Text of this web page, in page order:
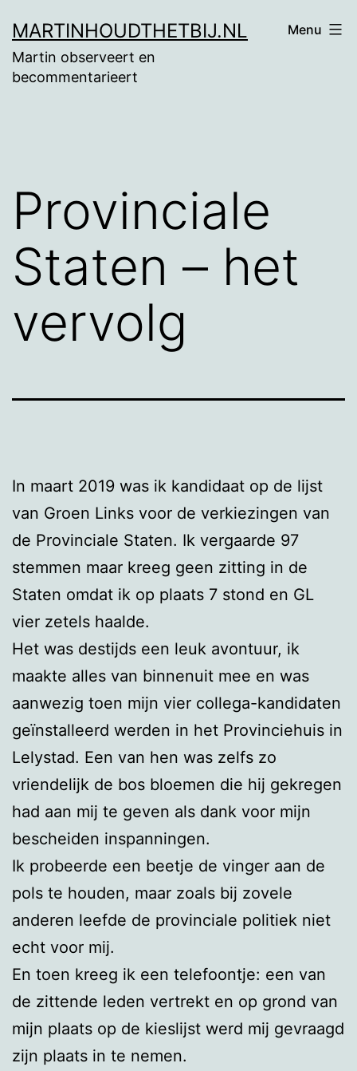
naar
de
MARTINHOUDTHETBIJ.NL
Martin observeert en
becommentarieert
Menu
Provinciale
Staten – het
vervolg
In maart 2019 was ik kandidaat op de lijst
van Groen Links voor de verkiezingen van
de Provinciale Staten. Ik vergaarde 97
stemmen maar kreeg geen zitting in de
Staten omdat ik op plaats 7 stond en GL
vier zetels haalde.
Het was destijds een leuk avontuur, ik
maakte alles van binnenuit mee en was
aanwezig toen mijn vier collega-kandidaten
geïnstalleerd werden in het Provinciehuis in
Lelystad. Een van hen was zelfs zo
vriendelijk de bos bloemen die hij gekregen
had aan mij te geven als dank voor mijn
bescheiden inspanningen.
Ik probeerde een beetje de vinger aan de
pols te houden, maar zoals bij zovele
anderen leefde de provinciale politiek niet
echt voor mij.
En toen kreeg ik een telefoontje: een van
de zittende leden vertrekt en op grond van
mijn plaats op de kieslijst werd mij gevraagd
zijn plaats in te nemen.